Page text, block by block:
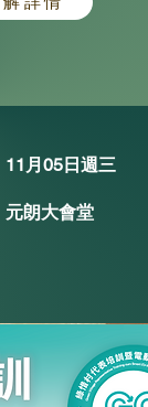
11月05日週三
元朗大會堂